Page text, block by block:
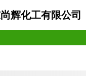
辉化工有限公司